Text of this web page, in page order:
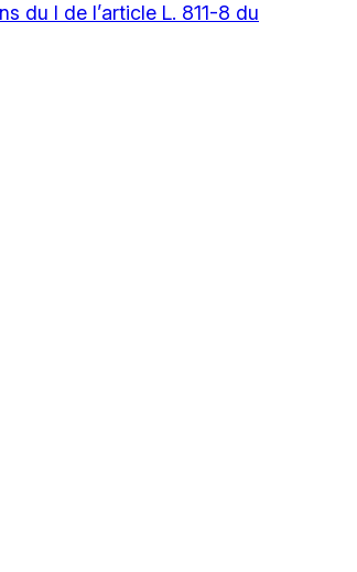
du I de l’article L. 811-8 du